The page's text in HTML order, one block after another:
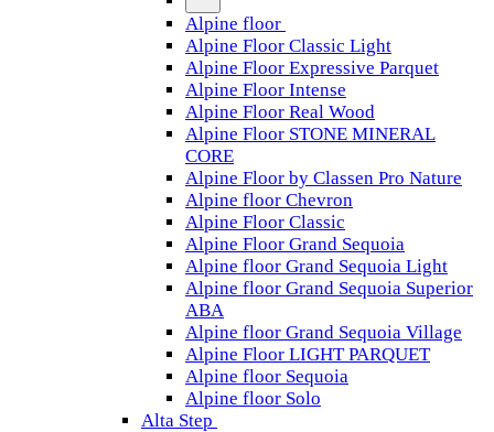
Alpine floor
Alpine Floor Classic Light
Alpine Floor Expressive Parquet
Alpine Floor Intense
Alpine Floor Real Wood
Alpine Floor STONE MINERAL
CORE
Alpine Floor by Classen Pro Nature
Alpine floor Chevron
Alpine Floor Classic
Alpine Floor Grand Sequoia
Alpine floor Grand Sequoia Light
Alpine floor Grand Sequoia Superior
ABA
Alpine floor Grand Sequoia Village
Alpine Floor LIGHT PARQUET
Alpine floor Sequoia
Alpine floor Solo
Alta Step